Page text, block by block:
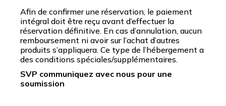
Afin de confirmer une réservation, le paiement
intégral doit être reçu avant d’effectuer la
réservation définitive. En cas d’annulation, aucun
remboursement ni avoir sur l’achat d’autres
produits s’appliquera. Ce type de l’hébergement a
des conditions spéciales/supplémentaires.
SVP communiquez avec nous pour une
soumission